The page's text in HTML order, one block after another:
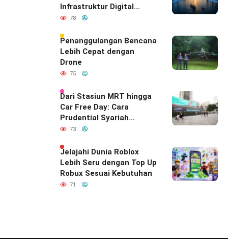
Infrastruktur Digital
Diam-Diam
Hubungan Indonesia–
India
78
Penanggulangan Bencana
Lebih Cepat dengan
Drone
75
Dari Stasiun MRT hingga
Car Free Day: Cara
Prudential Syariah
Merayakan yang Nomor
Indonesia
73
Jelajahi Dunia Roblox
Lebih Seru dengan Top Up
Robux Sesuai Kebutuhan
71